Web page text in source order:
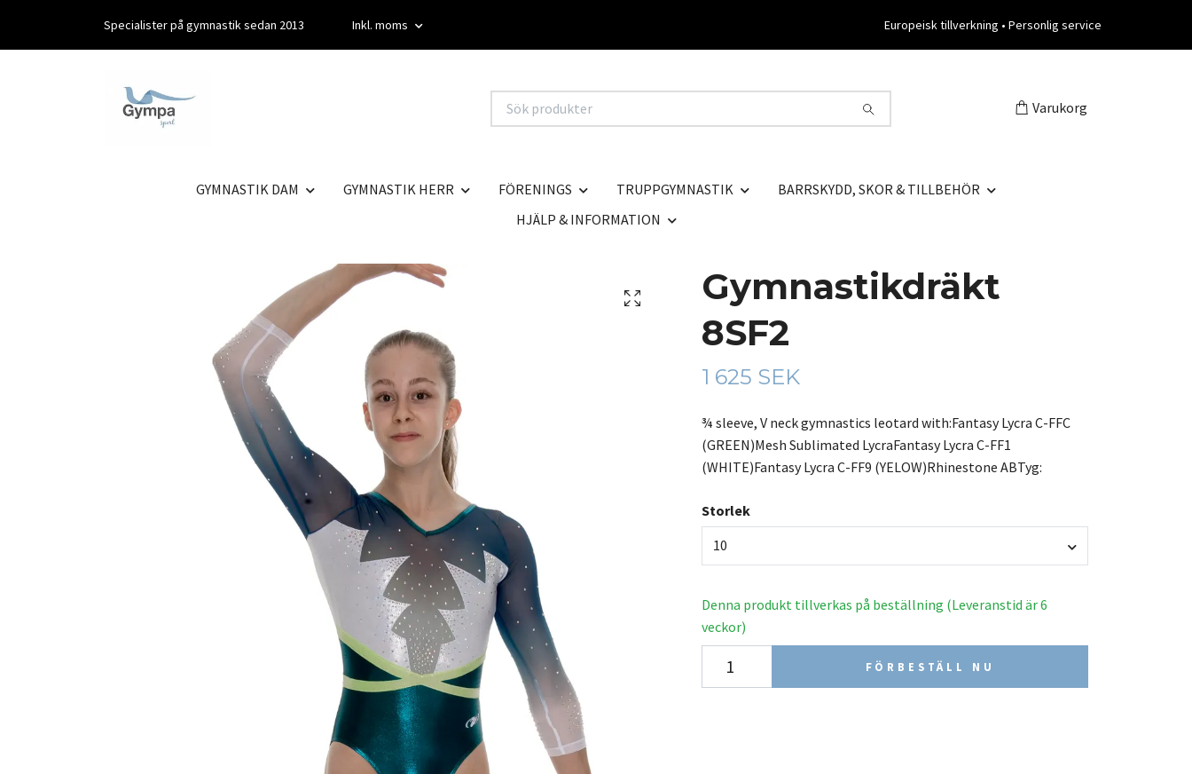
Specialister på gymnastik sedan 2013 Inkl. moms Europeisk tillverkning • Personlig service
Varukorg
GYMNASTIK DAM GYMNASTIK HERR FÖRENINGS TRUPPGYMNASTIK
BARRSKYDD, SKOR & TILLBEHÖR
HJÄLP & INFORMATION
Gymnastikdräkt
8SF2
1 625 SEK
¾ sleeve, V neck gymnastics leotard with:Fantasy Lycra C-FFC
(GREEN)Mesh Sublimated LycraFantasy Lycra C-FF1
(WHITE)Fantasy Lycra C-FF9 (YELOW)Rhinestone ABTyg:
Storlek
10
Denna produkt tillverkas på beställning (Leveranstid är 6
veckor)
FÖRBESTÄLL NU